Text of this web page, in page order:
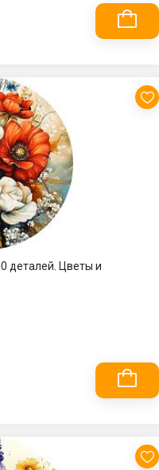
деталей. Цветы и